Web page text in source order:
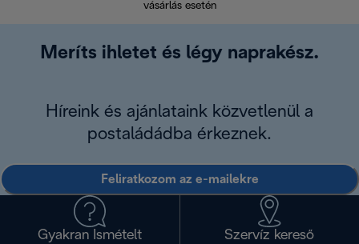
vásárlás esetén
Meríts ihletet és légy naprakész.
Híreink és ajánlataink közvetlenül a
postaládádba érkeznek.
Feliratkozom az e-mailekre
Gyakran Ismételt
Szervíz kereső